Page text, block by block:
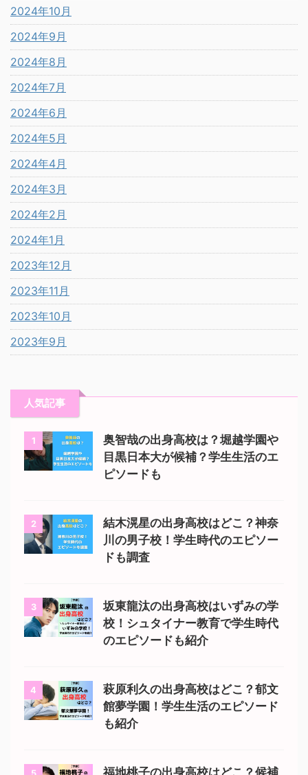
2024年10月
2024年9月
2024年8月
2024年7月
2024年6月
2024年5月
2024年4月
2024年3月
2024年2月
2024年1月
2023年12月
2023年11月
2023年10月
2023年9月
人気記事
1
奥智哉の出身高校は？堀越学園や
目黒日本大が候補？学生生活のエ
ピソードも
2
結木滉星の出身高校はどこ？神奈
川の男子校！学生時代のエピソー
ドも調査
3
坂東龍汰の出身高校はいずみの学
校！シュタイナー教育で学生時代
のエピソードも紹介
4
萩原利久の出身高校はどこ？郁文
館夢学園！学生生活のエピソード
も紹介